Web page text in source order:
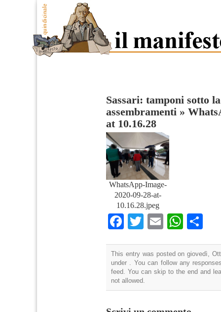
Sassari: tamponi sotto
assembramenti »
at 10.16.28
WhatsApp-Image-
2020-09-28-at-
10.16.28.jpeg
Facebook
TwitterEmail
This entry was posted on giovedì,
under . You can follow any
feed. You can skip to the end and
not allowed.